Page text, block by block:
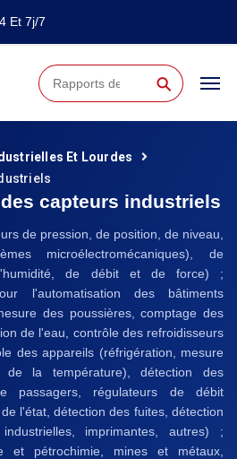
Et 7j/7
⚲
Et Lourdes
capteurs industriels
de pression, de position, de niveau,
microélectromécaniques), de
de débit et de force) ;
l'automatisation des bâtiments
des poussières, comptage des
de l'eau, contrôle des refroidisseurs
des appareils (réfrigération, mesure
la température), détection des
passagers, régulateurs de débit
l'état, détection des fuites, détection
imprimantes, autres) ;
et pétrochimie, mines et métaux,